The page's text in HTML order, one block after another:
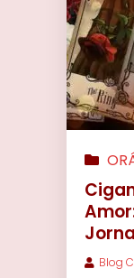
Blog